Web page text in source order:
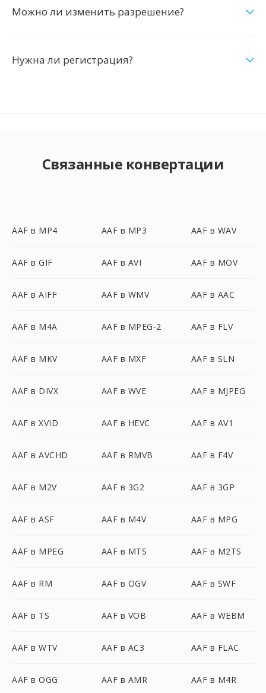
Можно ли изменить разрешение?
Нужна ли регистрация?
Связанные конвертации
AAF в MP4 AAF в MP3 AAF в WAV
AAF в GIF AAF в AVI AAF в MOV
AAF в AIFF AAF в WMV AAF в AAC
AAF в M4A AAF в MPEG-2 AAF в FLV
AAF в MKV AAF в MXF AAF в SLN
AAF в DIVX AAF в WVE AAF в MJPEG
AAF в XVID AAF в HEVC AAF в AV1
AAF в AVCHD AAF в RMVB AAF в F4V
AAF в M2V AAF в 3G2 AAF в 3GP
AAF в ASF AAF в M4V AAF в MPG
AAF в MPEG AAF в MTS AAF в M2TS
AAF в RM AAF в OGV AAF в SWF
AAF в TS AAF в VOB AAF в WEBM
AAF в WTV AAF в AC3 AAF в FLAC
AAF в OGG AAF в AMR AAF в M4R